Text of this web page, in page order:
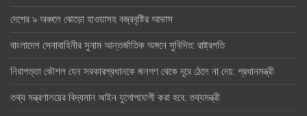
দেশের ৯ অঞ্চলে ঝোড়ো হাওয়াসহ বজ্রবৃষ্টির আভাস
বাংলাদেশ সেনাবাহিনীর সুনাম আন্তর্জাতিক অঙ্গনে সুবিদিত: রাষ্ট্রপতি
নিরাপত্তা কৌশল যেন সরকারপ্রধানকে জনগণ থেকে দূরে ঠেলে না দেয়: প্রধানমন্ত্রী
তথ্য মন্ত্রণালয়ের বিদ্যমান আইন যুগোপযোগী করা হবে: তথ্যমন্ত্রী